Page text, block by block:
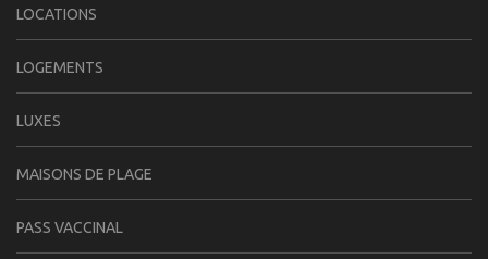
LOCATIONS
LOGEMENTS
LUXES
MAISONS DE PLAGE
PASS VACCINAL